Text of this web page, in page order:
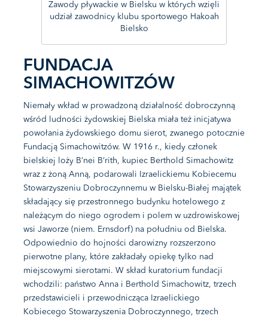
Zawody pływackie w Bielsku w których wzięli
udział zawodnicy klubu sportowego Hakoah
Bielsko
FUNDACJA
SIMACHOWITZÓW
Niemały wkład w prowadzoną działalność dobroczynną
wśród ludności żydowskiej Bielska miała też inicjatywa
powołania żydowskiego domu sierot, zwanego potocznie
Fundacją Simachowitzów. W 1916 r., kiedy członek
bielskiej loży B’nei B’rith, kupiec Berthold Simachowitz
wraz z żoną Anną, podarowali Izraelickiemu Kobiecemu
Stowarzyszeniu Dobroczynnemu w Bielsku-Białej majątek
składający się przestronnego budynku hotelowego z
należącym do niego ogrodem i polem w uzdrowiskowej
wsi Jaworze (niem. Ernsdorf) na południu od Bielska.
Odpowiednio do hojności darowizny rozszerzono
pierwotne plany, które zakładały opiekę tylko nad
miejscowymi sierotami. W skład kuratorium fundacji
wchodzili: państwo Anna i Berthold Simachowitz, trzech
przedstawicieli i przewodnicząca Izraelickiego
Kobiecego Stowarzyszenia Dobroczynnego, trzech